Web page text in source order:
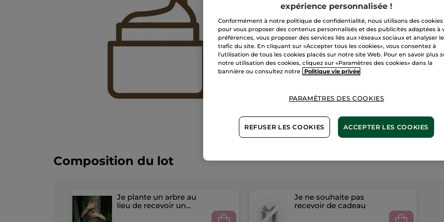
Paiement
Satisfait ou
Conditions
VOIR LES
VOIR LA
Composition du lot
Je plante un arbre au
lieu de recevoir un
Je ne souhaite pas
recevoir de cadeau
expérience personnalisée !
Conformément à notre politique de confidentialité, nous utilisons des cookies
pour vous proposer des contenus personnalisés et des publicités adaptées à
préférences, vous proposer des services liés aux réseaux sociaux et analyser le
trafic du site. En cliquant sur «Accepter tous les cookies», vous consentez à
l'utilisation de tous les cookies placés sur notre site Web. Pour en savoir plus
notre utilisation des cookies, cliquez sur «Paramètres des cookies» dans la
bannière ou consultez notre
Politique vie privée
PARAMÈTRES DES COOKIES
REFUSER LES COOKIES ACCEPTER LES COOKIES